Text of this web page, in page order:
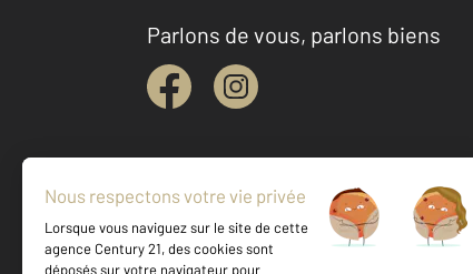
Parlons de vous, parlons biens